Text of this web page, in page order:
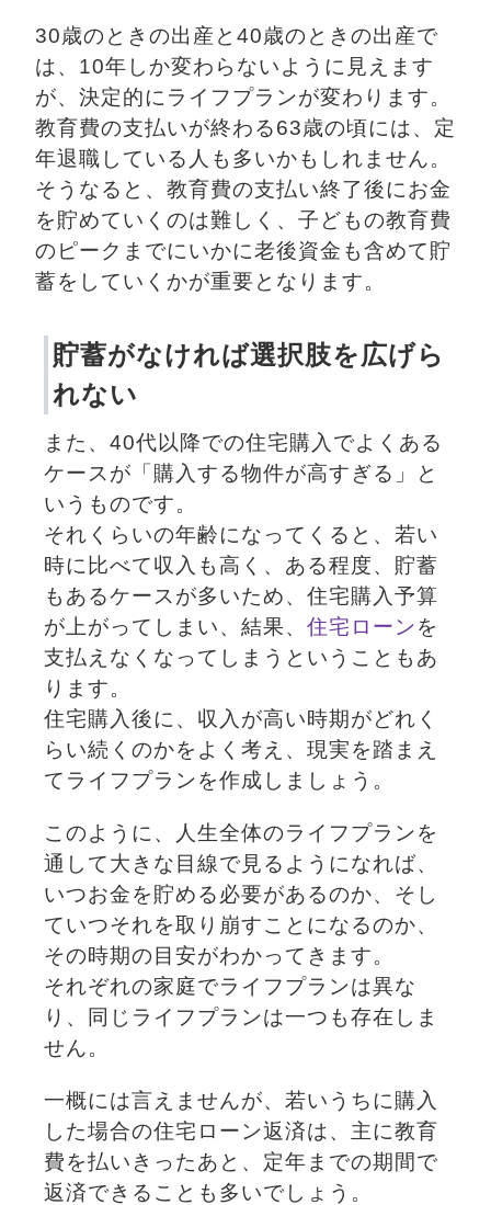
30歳のときの出産と40歳のときの出産で
は、10年しか変わらないように見えます
が、決定的にライフプランが変わります。
教育費の支払いが終わる63歳の頃には、定
年退職している人も多いかもしれません。
そうなると、教育費の支払い終了後にお金
を貯めていくのは難しく、子どもの教育費
のピークまでにいかに老後資金も含めて貯
蓄をしていくかが重要となります。
貯蓄がなければ選択肢を広げら
れない
また、40代以降での住宅購入でよくある
ケースが「購入する物件が高すぎる」と
いうものです。
それくらいの年齢になってくると、若い
時に比べて収入も高く、ある程度、貯蓄
もあるケースが多いため、住宅購入予算
が上がってしまい、結果、 住宅ローンを
支払えなくなってしまうということもあ
ります。
住宅購入後に、収入が高い時期がどれく
らい続くのかをよく考え、現実を踏まえ
てライフプランを作成しましょう。
このように、人生全体のライフプランを
通して大きな目線で見るようになれば、
いつお金を貯める必要があるのか、そし
ていつそれを取り崩すことになるのか、
その時期の目安がわかってきます。
それぞれの家庭でライフプランは異な
り、同じライフプランは一つも存在しま
せん。
一概には言えませんが、若いうちに購入
した場合の住宅ローン返済は、主に教育
費を払いきったあと、定年までの期間で
返済できることも多いでしょう。